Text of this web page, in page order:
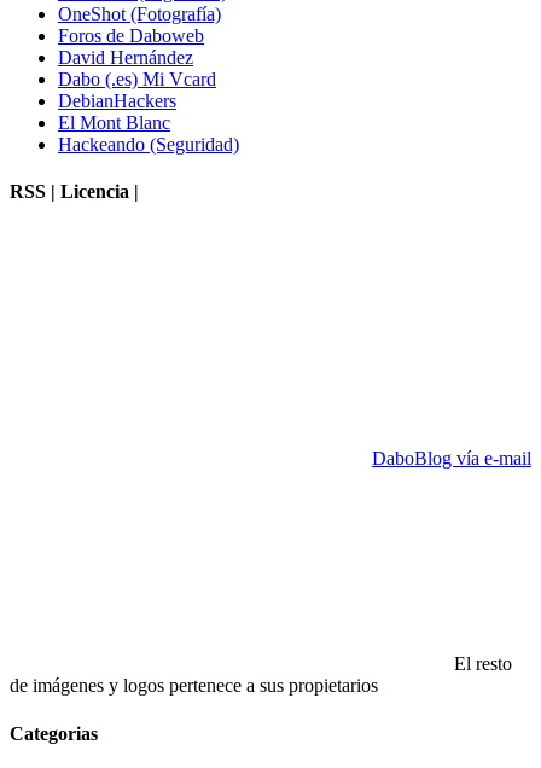
OneShot (Fotografía)
Foros de Daboweb
David Hernández
Dabo (.es) Mi Vcard
DebianHackers
El Mont Blanc
Hackeando (Seguridad)
RSS | Licencia |
DaboBlog vía e-mail
El resto
de imágenes y logos pertenece a sus propietarios
Categorias